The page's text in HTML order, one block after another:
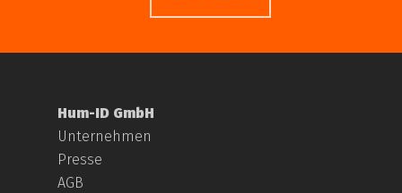
Hum-ID GmbH
Unternehmen
Presse
AGB